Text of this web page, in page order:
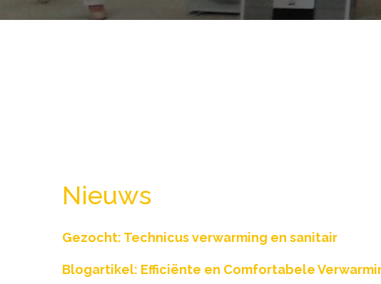
Nieuws
Gezocht: Technicus verwarming en sanitair
Blogartikel: Efficiënte en Comfortabele